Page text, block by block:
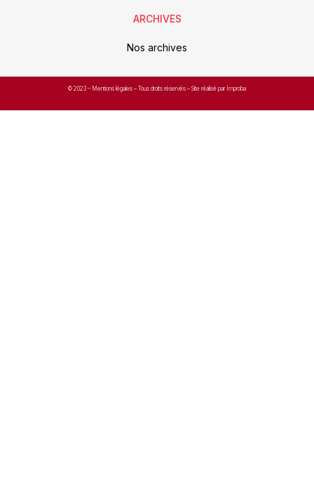
ARCHIVES
Nos archives
© 2023 – Mentions légales – Tous droits réservés – Site réalisé par Improba